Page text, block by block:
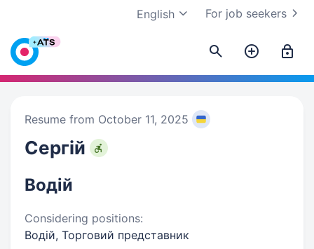
For job seekers
English
Resume from October 11, 2025
Сергій
Водій
Considering positions:
Водій, Торговий представник